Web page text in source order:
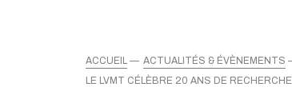
ACCUEIL
ACTUALITÉS & ÉVÈNEMENTS
LE LVMT CÉLÈBRE 20 ANS DE